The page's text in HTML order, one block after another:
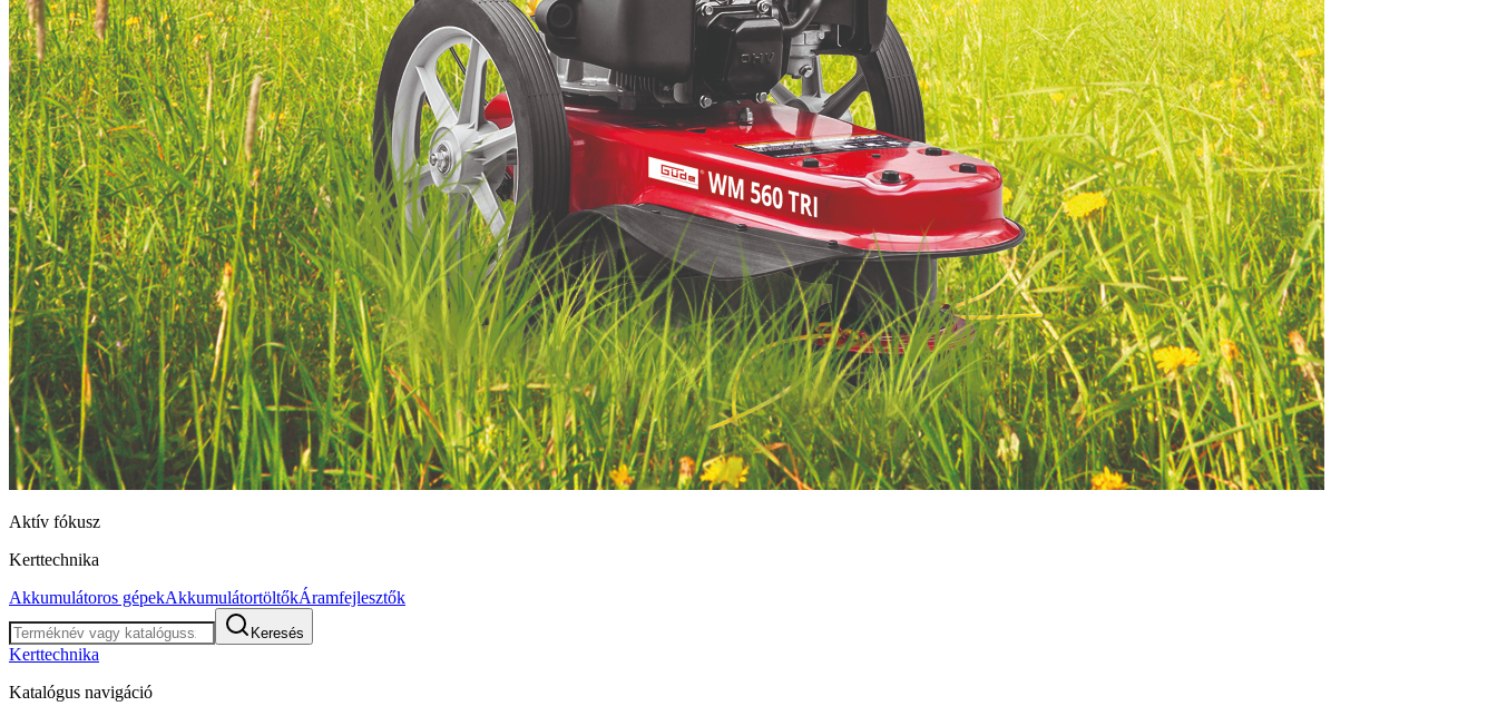
Aktív fókusz
Kerttechnika
Akkumulátoros gépekAkkumulátortöltőkÁramfejlesztők
Keresés
Kerttechnika
Katalógus navigáció